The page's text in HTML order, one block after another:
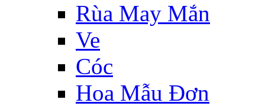
Rùa May Mắn
Ve
Cóc
Hoa Mẫu Đơn